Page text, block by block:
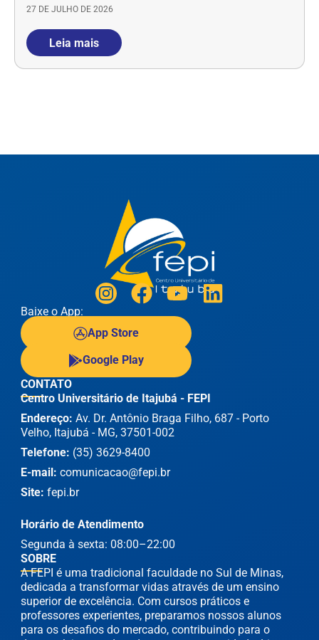
27 DE JULHO DE 2026
Leia mais
Baixe o App:
App Store
Google Play
SOBRE
A FEPI é uma tradicional faculdade no Sul de Minas,
dedicada a transformar vidas através de um ensino
superior de excelência. Com cursos práticos e
professores experientes, preparamos nossos alunos
para os desafios do mercado, contribuindo para o
CONTATO
Centro Universitário de Itajubá - FEPI
Endereço: Av. Dr. Antônio Braga Filho, 687 - Porto
Velho, Itajubá - MG, 37501-002
Telefone: (35) 3629-8400
E-mail: comunicacao@fepi.br
Site: fepi.br
Horário de Atendimento
Segunda à sexta: 08:00–22:00